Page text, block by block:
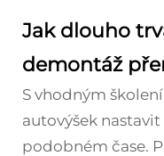
Jak dlouho
demontáž
S vhodným
autovýšek nastavit
podobném čase.